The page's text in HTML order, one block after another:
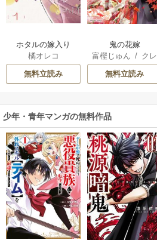
ホタルの嫁入り
橘オレコ
無料立読み
鬼の花嫁
富樫じゅん / クレ
ハ
無料立読み
少年・青年マンガの無料作品